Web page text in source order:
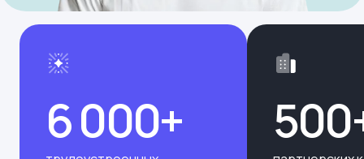
6 000+